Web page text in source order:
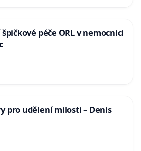
péče ORL v nemocnici
pro udělení milosti – Denis